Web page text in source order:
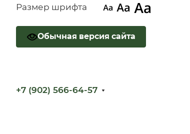
Размер шрифта
Обычная версия сайта
+7 (902) 566-64-57